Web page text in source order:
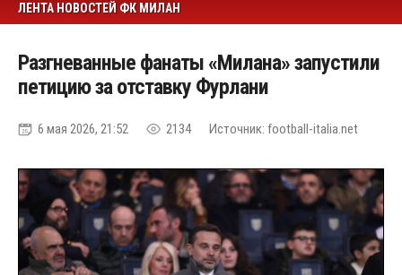
ЛЕНТА НОВОСТЕЙ ФК МИЛАН
Разгневанные фанаты «Милана» запустили
петицию за отставку Фурлани
6 мая 2026, 21:52 2134 Источник: football-italia.net